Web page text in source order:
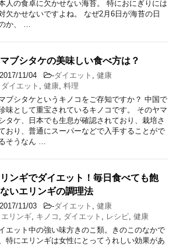
人の食卓に欠かせない海苔。 特におにぎりには
欠かせないですよね。 なぜ2月6日が海苔の日
か、 …
ブシタケの美味しい食べ方は？
2017/11/04 -ダイエット , 健康
ダイエット , 健康, 料理
ブシタケというキノコをご存知ですか？ 中国で
味として重宝されているキノコです。 そのヤマ
タケ、日本でも生息が確認されており、栽培さ
おり、普通にスーパーなどで入手することがで
そうなん …
ンギでダイエット！毎日食べても飽
いエリンギの調理法
2017/11/03 -ダイエット , 健康
エリンギ, キノコ , ダイエット , レシピ, 健康
エット中の強い味方きのこ類。きのこのなかで
特にエリンギは女性にとってうれしい効果があ